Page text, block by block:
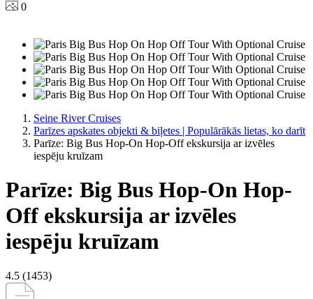
0
Seine River Cruises
Parīzes apskates objekti & biļetes | Populārākās lietas, ko darīt
Parīze: Big Bus Hop-On Hop-Off ekskursija ar izvēles
iespēju kruīzam
Parīze: Big Bus Hop-On Hop-
Off ekskursija ar izvēles
iespēju kruīzam
4.5 (1453)